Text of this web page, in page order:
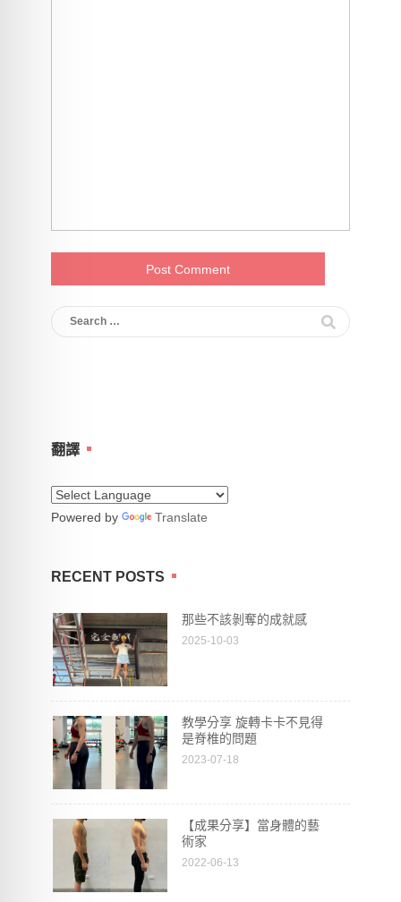
Search
for:
翻譯
Powered by Translate
RECENT POSTS
那些不該剝奪的成就感
2025-10-03
教學分享 旋轉卡卡不見得
是脊椎的問題
2023-07-18
【成果分享】當身體的藝
術家
2022-06-13